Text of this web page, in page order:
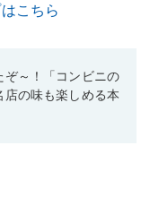
こちら
ぞ～！「コンビニの
店の味も楽しめる本